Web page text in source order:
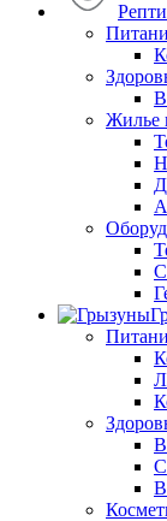
Жилье